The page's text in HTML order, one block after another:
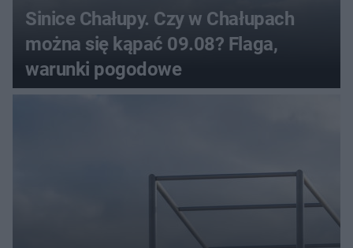
Sinice Chałupy. Czy w Chałupach
można się kąpać 09.08? Flaga,
warunki pogodowe